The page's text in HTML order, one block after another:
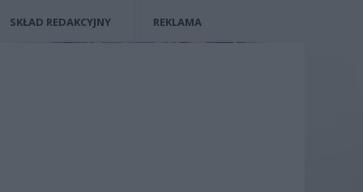
SKŁAD REDAKCYJNY REKLAMA